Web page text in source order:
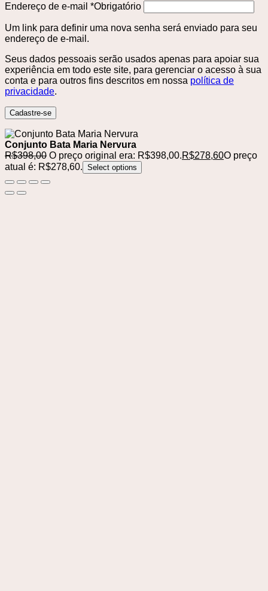
Endereço de e-mail *Obrigatório
Um link para definir uma nova senha será enviado para seu
endereço de e-mail.
Seus dados pessoais serão usados ​​apenas para apoiar sua
experiência em todo este site, para gerenciar o acesso à sua
conta e para outros fins descritos em nossa política de
privacidade.
Cadastre-se
Conjunto Bata Maria Nervura
R$398,00 O preço original era: R$398,00.R$278,60O preço
atual é: R$278,60. Select options